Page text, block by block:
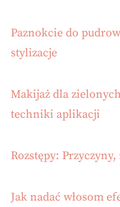
Paznokcie do
stylizacje
Makijaż dla
techniki aplikacji
Rozstępy:
Jak nadać włosom